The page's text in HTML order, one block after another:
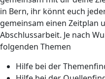
in Bern, ihr könnt euch
gemeinsam einen Zeitplan
Abschlussarbeit. Je nach
folgenden Themen
Hilfe bei der